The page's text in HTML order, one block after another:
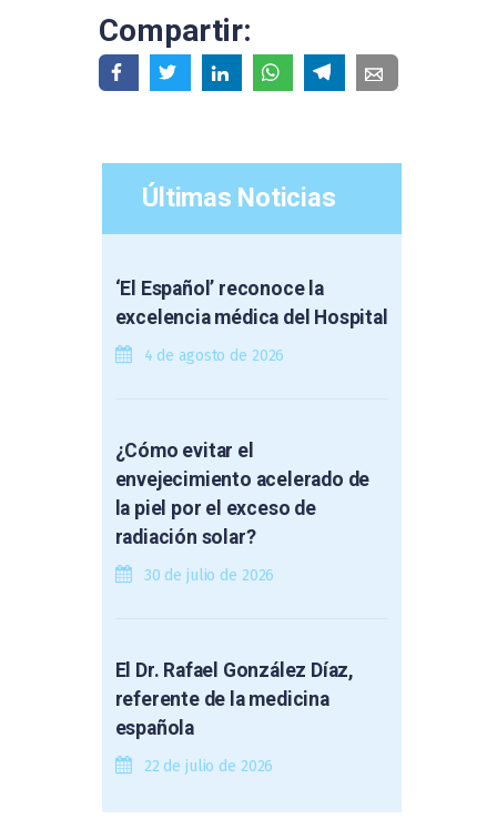
Compartir:
Últimas Noticias
‘El Español’ reconoce la
excelencia médica del Hospital
4 de agosto de 2026
¿Cómo evitar el
envejecimiento acelerado de
la piel por el exceso de
radiación solar?
30 de julio de 2026
El Dr. Rafael González Díaz,
referente de la medicina
española
22 de julio de 2026